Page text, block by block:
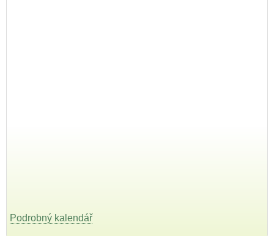
Podrobný kalendář